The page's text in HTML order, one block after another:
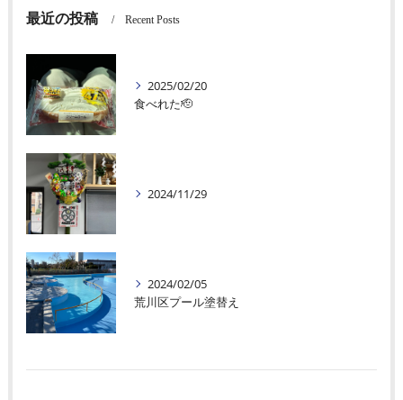
最近の投稿 Recent Posts
2025/02/20
食べれた🫡
2024/11/29
2024/02/05
荒川区プール塗替え